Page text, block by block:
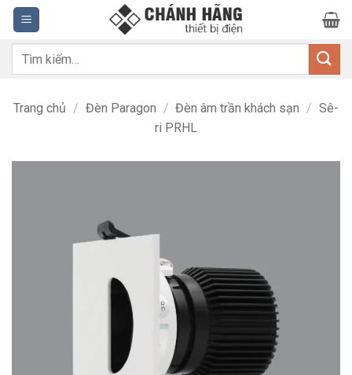
Bỏ
qua
nội
dung
Tìm
Trang chủ / Đèn Paragon / Đèn âm trần khách sạn / Sê-
ri PRHL